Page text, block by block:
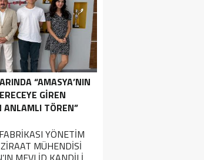
“AMASYA’NIN
GIREN
ANLAMLI TÖREN”